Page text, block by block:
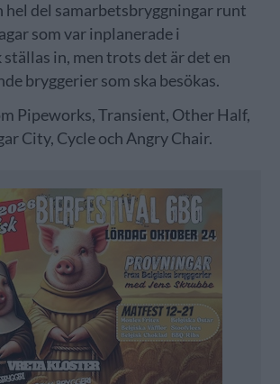
hel del samarbetsbryggningar runt
som var inplanerade i
in, men trots det är det en
bryggerier som ska besökas.
Pipeworks, Transient, Other Half,
City, Cycle och Angry Chair.